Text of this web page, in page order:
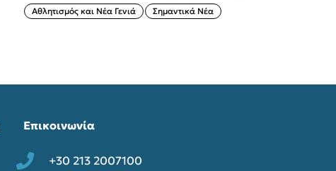
Αθλητισμός και Νέα Γενιά Σημαντικά Νέα
Επικοινωνία
+30 213 2007100